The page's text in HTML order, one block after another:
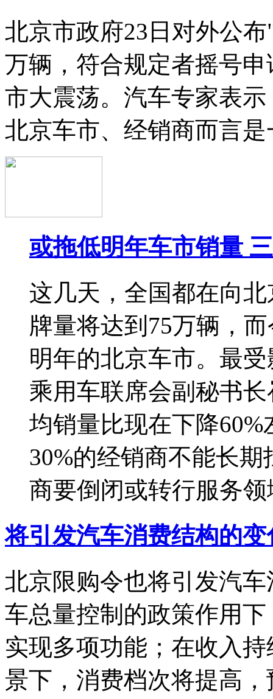
北京市政府23日对外公
万辆，符合规定者摇号
市大震荡。汽车专家表
北京车市、经销商而言
或拖低明年车市销量
这几天，全国都在向
牌量将达到75万辆，
明年的北京车市。最
乘用车联席会副秘书
均销量比现在下降
30%的经销商不能长
商要倒闭或转行服务
将引发汽车消费结构的变
北京限购令也将引发汽
车总量控制的政策作用
实现多项功能；在收入
景下，消费档次将提高